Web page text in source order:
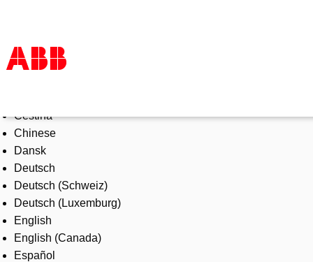
Products & Solutions
Industries
Services
About us
Where to buy
Contact us
Careers
Čeština
Chinese
Dansk
Deutsch
Deutsch (Schweiz)
Deutsch (Luxemburg)
English
English (Canada)
Español